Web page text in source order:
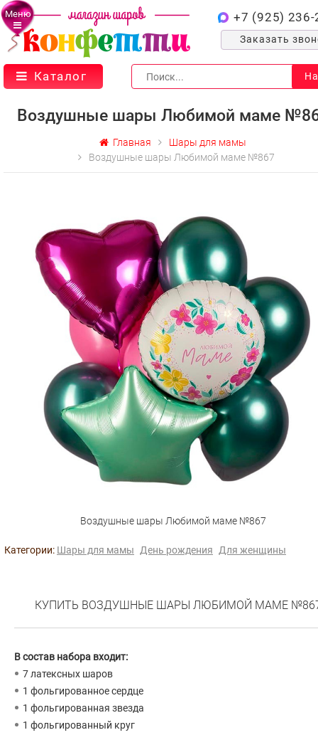
Меню +7 (925) 236-
Заказать
Каталог
Воздушные шары Любимой маме
Главная
Шары для мамы
Воздушные шары Любимой маме №867
Воздушные шары Любимой маме №867
Категории: Шары для мамы День рождения Для женщины
КУПИТЬ ВОЗДУШНЫЕ ШАРЫ ЛЮБИМОЙ МАМЕ
В состав набора входит:
7 латексных шаров
1 фольгированное сердце
1 фольгированная звезда
1 фольгированный круг